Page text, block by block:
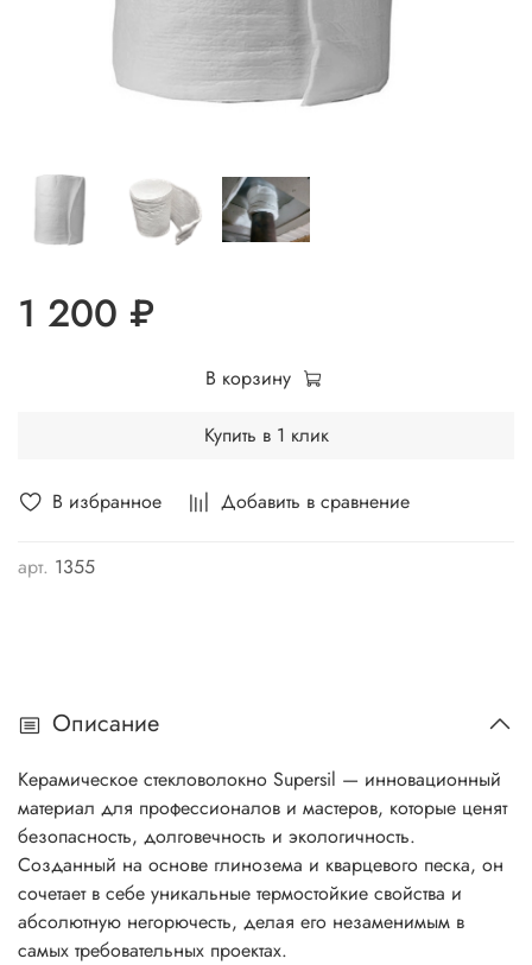
В избранное Добавить в сравнение
арт. 1355
1 200 ₽
В корзину
Купить в 1 клик
Описание
Керамическое стекловолокно Supersil — инновационный
материал для профессионалов и мастеров, которые ценят
безопасность, долговечность и экологичность.
Созданный на основе глинозема и кварцевого песка, он
сочетает в себе уникальные термостойкие свойства и
абсолютную негорючесть, делая его незаменимым в
самых требовательных проектах.